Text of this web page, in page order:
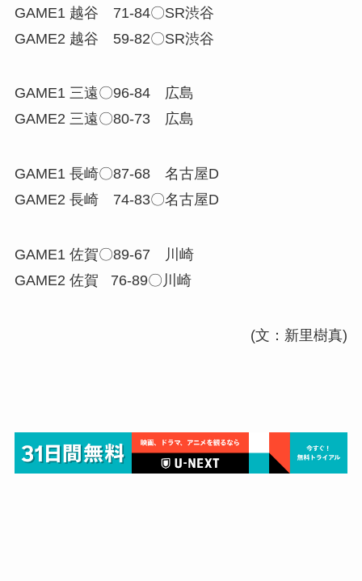
GAME1 越谷 71-84〇SR渋谷
GAME2 越谷 59-82〇SR渋谷
GAME1 三遠〇96-84 広島
GAME2 三遠〇80-73 広島
GAME1 長崎〇87-68 名古屋D
GAME2 長崎 74-83〇名古屋D
GAME1 佐賀〇89-67 川崎
GAME2 佐賀 76-89〇川崎
(文：新里樹真)